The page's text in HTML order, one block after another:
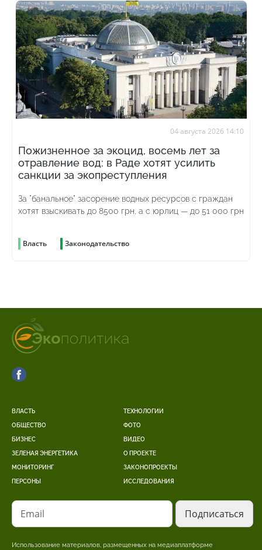
04 августа 2026 14:10
Пожизненное за экоцид, восемь лет за
отравление вод: в Раде хотят усилить
санкции за экопреступления
За "банальное" засорение водных ресурсов с граждан
хотят взыскивать до 8500 грн, а с юрлиц — до 51 000 грн
Власть Законодательство
ВЛАСТЬ
ОБЩЕСТВО
БИЗНЕС
ЗЕЛЕНАЯ ЭНЕРГЕТИКА
МОНИТОРИНГ
ПЕРСОНЫ
ТЕХНОЛОГИИ
ФОТО
ВИДЕО
О ПРОЕКТЕ
ЗАКОНОПРОЕКТЫ
ИССЛЕДОВАНИЯ
Email
Использование материалов, размещенных на медиаплатформе